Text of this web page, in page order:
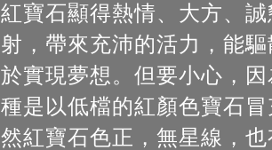
紅寶石顯得熱情、大方、
射，帶來充沛的活力，能
於實現夢想。但要小心，
種是以低檔的紅顏色寶石
然紅寶石色正，無星線，